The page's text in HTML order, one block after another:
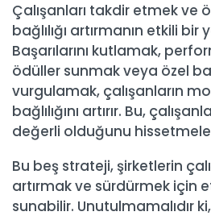
Çalışanları takdir etmek ve
bağlılığı artırmanın etkili bir
Başarılarını kutlamak,
ödüller sunmak veya özel
vurgulamak, çalışanların
bağlılığını artırır. Bu,
değerli olduğunu
Bu beş strateji, şirketlerin
artırmak ve sürdürmek için
sunabilir. Unutulmamalıdır ki,